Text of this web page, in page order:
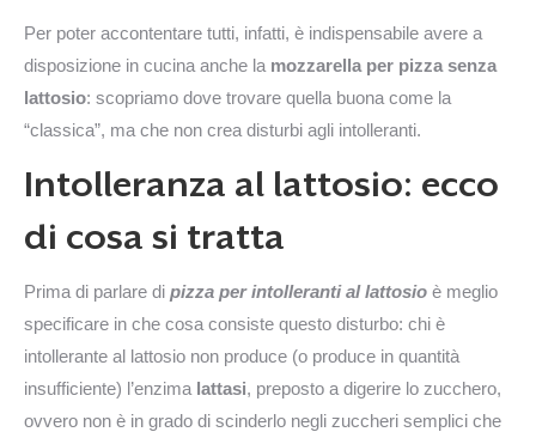
Per poter accontentare tutti, infatti, è indispensabile avere a
disposizione in cucina anche la mozzarella per pizza senza
lattosio: scopriamo dove trovare quella buona come la
“classica”, ma che non crea disturbi agli intolleranti.
Intolleranza al lattosio: ecco
di cosa si tratta
Prima di parlare di pizza per intolleranti al lattosio è meglio
specificare in che cosa consiste questo disturbo: chi è
intollerante al lattosio non produce (o produce in quantità
insufficiente) l’enzima lattasi, preposto a digerire lo zucchero,
ovvero non è in grado di scinderlo negli zuccheri semplici che